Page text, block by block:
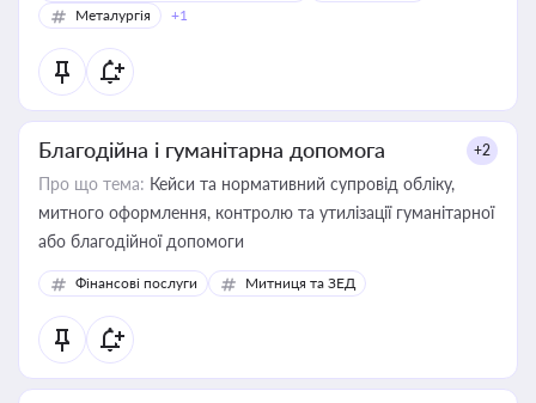
Металургія
+1
Благодійна і гуманітарна допомога +2
Про що тема: Кейси та нормативний супровід обліку,
митного оформлення, контролю та утилізації гуманітарної
або благодійної допомоги
Фінансові послуги Митниця та ЗЕД